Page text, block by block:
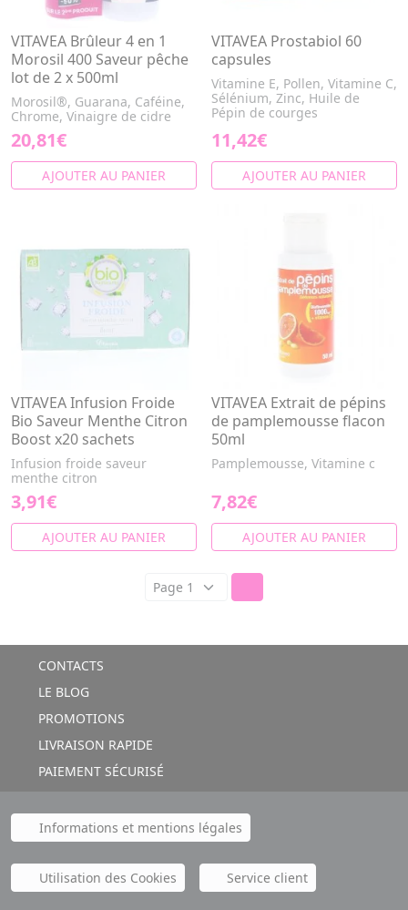
VITAVEA Brûleur 4 en 1
Morosil 400 Saveur pêche
lot de 2 x 500ml
Morosil®, Guarana, Caféine,
Chrome, Vinaigre de cidre
20,81€
AJOUTER AU PANIER
VITAVEA Prostabiol 60
capsules
Vitamine E, Pollen, Vitamine C,
Sélénium, Zinc, Huile de
Pépin de courges
11,42€
AJOUTER AU PANIER
VITAVEA Infusion Froide
Bio Saveur Menthe Citron
Boost x20 sachets
Infusion froide saveur
menthe citron
3,91€
AJOUTER AU PANIER
VITAVEA Extrait de pépins
de pamplemousse flacon
50ml
Pamplemousse, Vitamine c
7,82€
AJOUTER AU PANIER
CONTACTS
LE BLOG
PROMOTIONS
LIVRAISON RAPIDE
PAIEMENT SÉCURISÉ
Informations et mentions légales
Utilisation des Cookies Service client